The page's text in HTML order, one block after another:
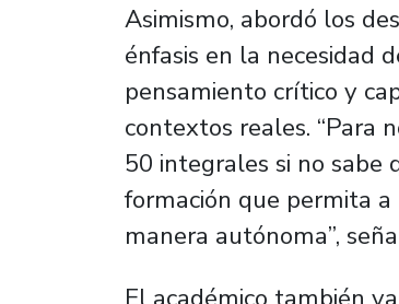
Asimismo, abordó los
énfasis en la necesidad
pensamiento crítico y
contextos reales. “Para
50 integrales si no sabe
formación que permita
manera autónoma”,